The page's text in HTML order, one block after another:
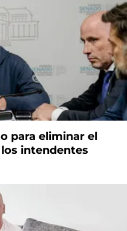
para eliminar el
intendentes